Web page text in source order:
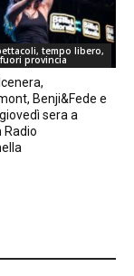
tempo libero,
provincia
Benji&Fede e
sera a
Radio